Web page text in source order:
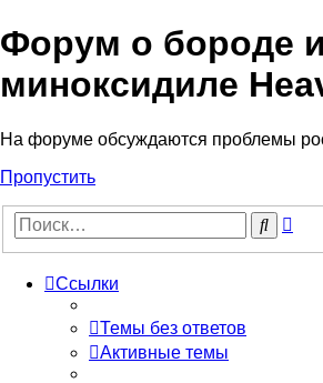
Форум о бороде и
миноксидиле
На форуме обсуждаются проблемы
Пропустить
Поиск
Ссылки
Темы без ответов
Активные темы